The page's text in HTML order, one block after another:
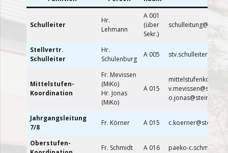
Schulleiter
Hr.
Lehmann
A 001
(über
Sekr.)
Stellvertr.
Schulleiter
Hr.
Schulenburg
A 005
Mittelstufen-
Koordination
Fr. Mevissen
(MiKo)
Hr. Jonas
(MiKo)
A 015
Jahrgangsleitung
7/8
Fr. Körner A 015
Oberstufen-
Fr. Schmidt A 016 paeko-